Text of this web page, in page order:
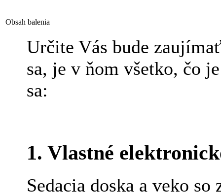
Obsah balenia
Určite Vás bude
sa, je v ňom všetko, čo
sa:
1. Vlastné
Sedacia doska a veko